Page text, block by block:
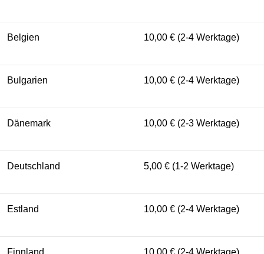
Belgien 10,00 € (2-4 Werktage)
Bulgarien 10,00 € (2-4 Werktage)
Dänemark 10,00 € (2-3 Werktage)
Deutschland 5,00 € (1-2 Werktage)
Estland 10,00 € (2-4 Werktage)
Finnland 10,00 € (2-4 Werktage)